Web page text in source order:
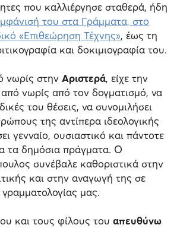
που καλλιέργησε σταθερά, ήδη
του στα Γράμματα, στο
«Επιθεώρηση Τέχνης», έως τη
και δοκιμιογραφία του.
νωρίς στην Αριστερά, είχε την
νωρίς από τον δογματισμό, να
του θέσεις, να συνομιλήσει
της αντίπερα ιδεολογικής
γενναίο, ουσιαστικό και πάντοτε
τα δημόσια πράγματα. Ο
συνέβαλε καθοριστικά στην
και στην αναγωγή της σε
γραμματολογίας μας.
και τους φίλους του απευθύνω